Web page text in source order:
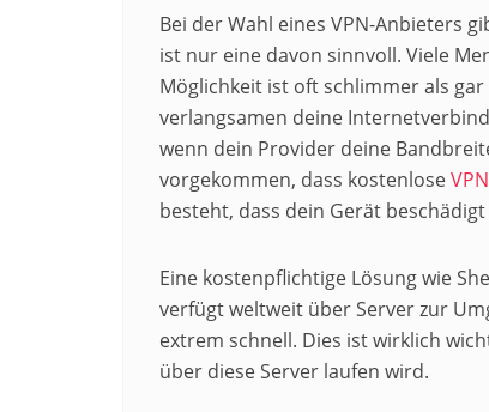
Bei der Wahl eines VPN-Anbieters
ist nur eine davon sinnvoll. Viele
Möglichkeit ist oft schlimmer als gar
verlangsamen deine
wenn dein Provider deine
vorgekommen, dass kostenlose
besteht, dass dein Gerät
Eine kostenpflichtige Lösung wie
verfügt weltweit über Server zur
extrem schnell. Dies ist wirklich
über diese Server laufen wird.